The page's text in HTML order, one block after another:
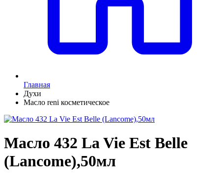
Главная
Духи
Масло reni косметическое
Масло 432 La Vie Est Belle
(Lancome),50мл